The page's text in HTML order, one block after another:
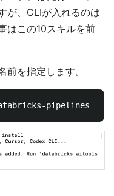
が、CLIが入れるのは
はこの10スキルを前
を指定します。